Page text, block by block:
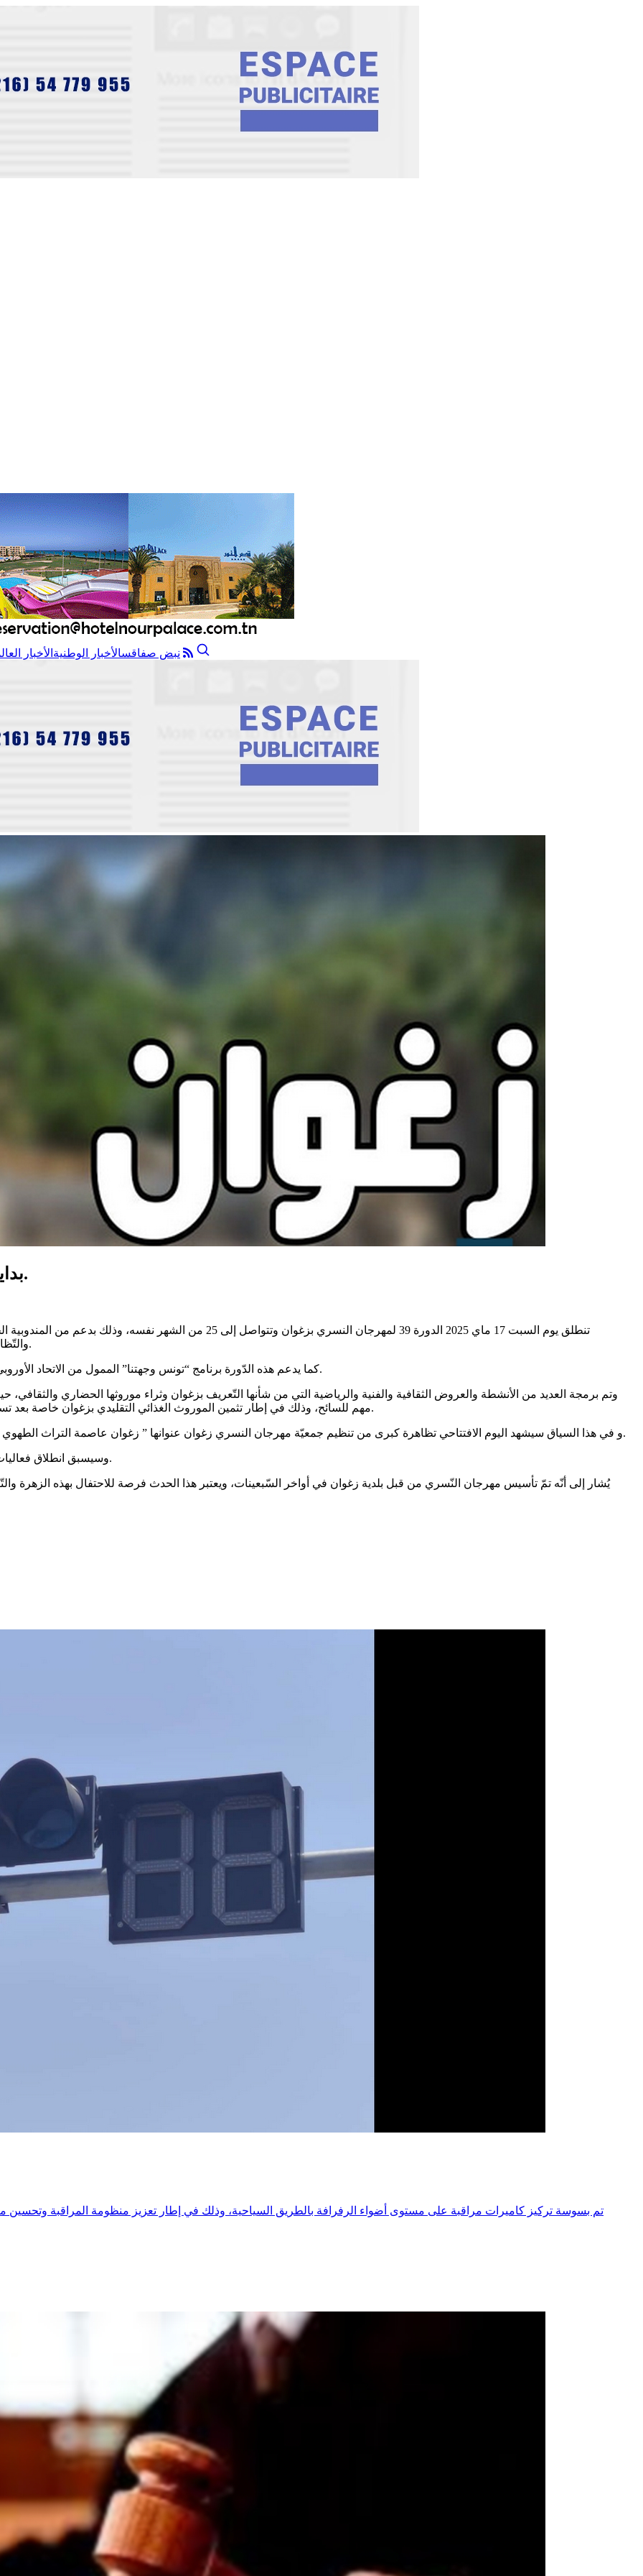
نبض صفاقسالأخبار الوطنية الأخبار
بداية من 17 ماي: زغوان تحتضن مهرجان النسري.
تنطلق يوم السبت 17 ماي 2025 الدورة 39 لمهرجان النسري بزغوان وتتواصل
والتّظاهرات الثّقافية والفنية وولاية زغوان وبلدية زغوان وعدد من المنظمات.
كما يدعم هذه الدّورة برنامج “تونس وجهتنا” الممول من الاتحاد الأوروبي في تونس، وذلك وفق ندوة صحفية انتظمت أمس الأربعاء في زغوان.
وتم برمجة العديد من الأنشطة والعروض الثقافية والفنية والرياضية التي من شأنها التّعريف بزغوان وثراء موروثها الحضاري
مهم للسائح، وذلك في إطار تثمين الموروث الغذائي التقليدي بزغوان خاصة بعد تسجيل كعك الورقة بالنسري ضمن قائمة الجرد الوطني للتراث اللامادي.
و في هذا السياق سيشهد اليوم الافتتاحي تظاهرة كبرى من تنظيم جمعيّة مهرجان النسري زغوان عنوانها ” زغوان عاصمة التراث الطهوي ” وسيتم استقبال جميع ولاية الجمهورية لتقديم أشهر الأطباق التقليدية.
وسيسبق انطلاق فعاليات هذه الدّورة، تنظيم معرض التّسوق بالمدينة من 07 إلى 18 ماي 2025.
تم بسوسة تركيز كاميرات مراقبة على مستوى أضواء الرفرافة بالطريق السياحية، وذلك في إطار تعزيز منظومة المراقبة وتحسين